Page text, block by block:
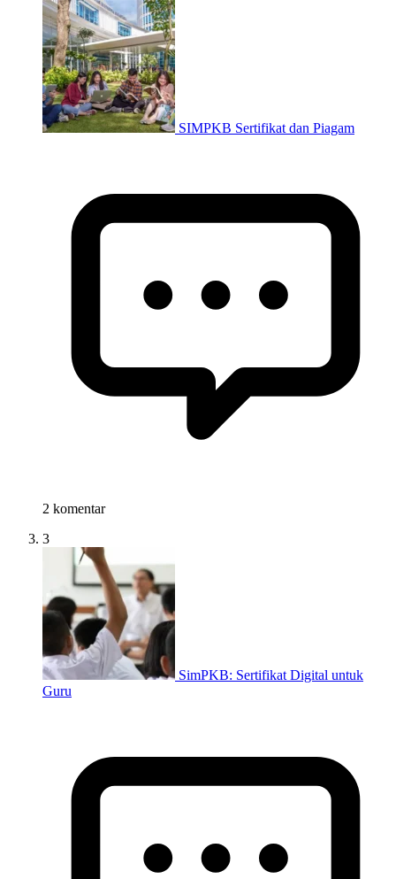
SIMPKB Sertifikat dan Piagam
2 komentar
3
SimPKB: Sertifikat Digital untuk
Guru